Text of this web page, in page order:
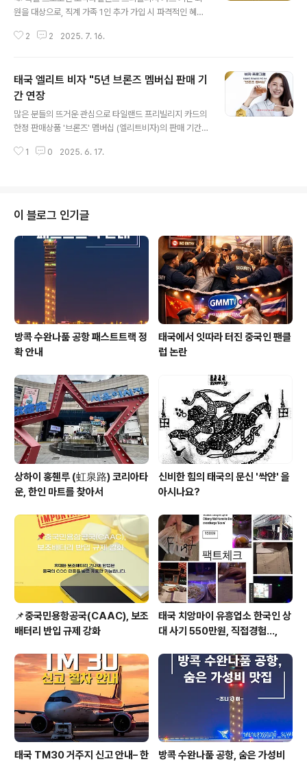
원을 대상으로, 직계 가족 1인 추가 가입 시 파격적인 혜택
기회를 절대 놓치지 마세요!💎 적용 대상 패키지플래티넘
가능)📅 프로모션 기간2025년 7월 1일 ~ 2025년 9월
30일🧾 멤버십 가격 비교회원 유형: 플래티넘, 다이아몬
드, 리저브 멤버십 코어 회원1,500,000 바트2,500,000
바트5,000,000 바트다음 회원 (기존가격) 1,000,000
바트1,500,000 바트2,000,000 바트추가 가족 회원 (프
로모션)500,000 바트50..
2 2 2025. 7. 16.
태국 엘리트 비자 "5년 브론즈 멤버십 판매 기
간 연장
많은 분들의 뜨거운 관심으로 타일랜드 프리빌리지 카드의
한정 판매상품 '브론즈' 멤버십 (엘리트비자)의 판매 기간
지 마세요.다시 찾아오지 않습니다.기존 마감일이었던 6월
태국 내 300개가 넘는 협력 파트너사에서제공하는 다양한
혜택을 즐기세요. ✅ 태국정부 관광청 (TAT) 산하에서 운
영되는 타일랜드 프리빌리지 카드사에서 인정받은 우수 영
업사원이 항시 대기 중입니다. ✅ 저희는 별도의 추가 요금
없이 특별하고 신속한 원스톱 서비스를 무료로 제공하며
쉽고 빠르게 비자를 취..
1 0 2025. 6. 17.
이 블로그 인기글
방콕 수완나품 공항 패스트트랙 정
확 안내
태국에서 잇따라 터진 중국인 팬클
럽 논란
상하이 홍췐루 (虹泉路) 코리아타
운, 한인 마트를 찾아서
신비한 힘의 태국의 문신 '싹얀' 을
아시나요?
📌중국민용항공국(CAAC), 보조
배터리 반입 규제 강화
태국 치앙마이 유흥업소 한국인 상
대 사기 550만원, 직접경험...,
태국 TM30 거주지 신고 안내– 한 방콕 수완나품 공항, 숨은 가성비